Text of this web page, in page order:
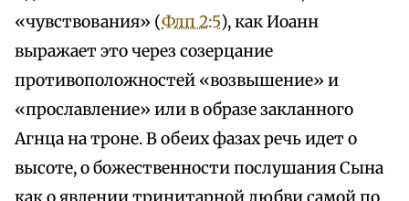
«чувствования» (Флп 2:5), как Иоанн
выражает это через созерцание
противоположностей «возвышение» и
«прославление» или в образе закланного
Агнца на троне. В обеих фазах речь идет о
высоте, о божественности послушания Сына